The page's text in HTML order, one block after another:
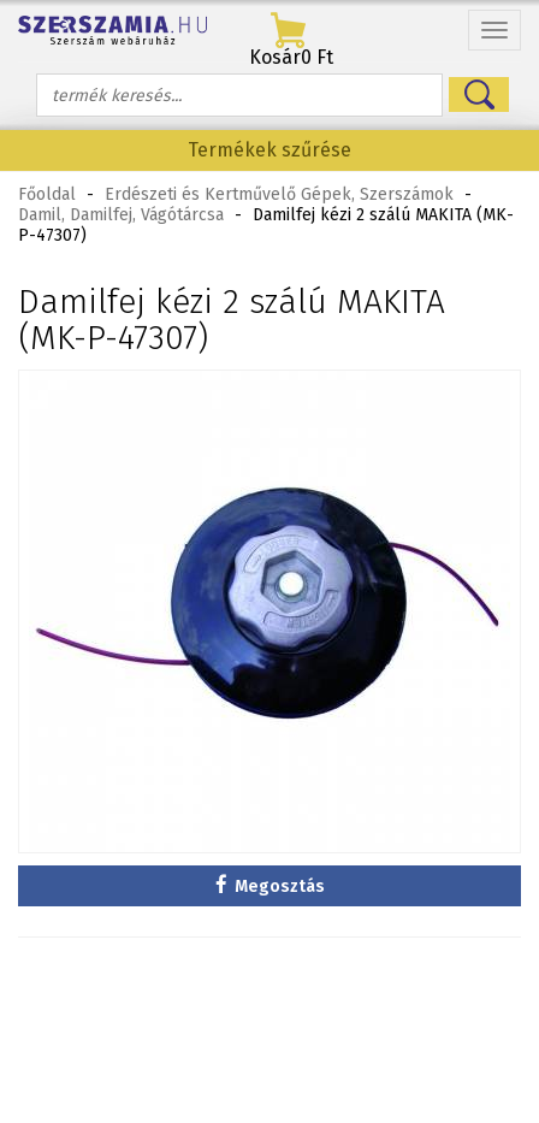
Menü
Kosár0 Ft
Termékek szűrése
Főoldal - Erdészeti és Kertművelő Gépek, Szerszámok -
Damil, Damilfej, Vágótárcsa -
Damilfej kézi 2 szálú MAKITA (MK-
P-47307)
Damilfej kézi 2 szálú MAKITA
(MK-P-47307)
Megosztás